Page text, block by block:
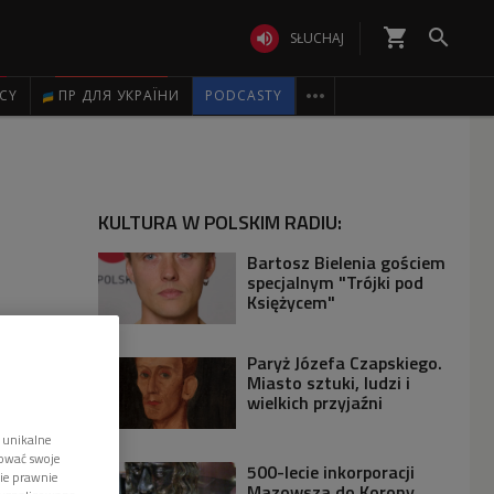
 SŁUCHAJ shopping_cart 
ПР ДЛЯ УКРАЇНИ PODCASTY 
KULTURA W POLSKIM RADIU:
Bartosz Bielenia gościem
specjalnym "Trójki pod
Księżycem"
Paryż Józefa Czapskiego.
Miasto sztuki, ludzi i
wielkich przyjaźni
500-lecie inkorporacji
swoje
prawnie